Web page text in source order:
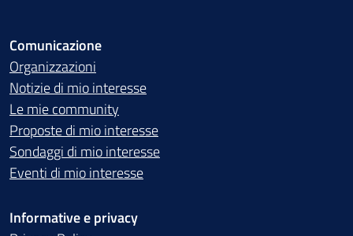
Comunicazione
Organizzazioni
Notizie di mio interesse
Le mie community
Proposte di mio interesse
Sondaggi di mio interesse
Eventi di mio interesse
Informative e privacy